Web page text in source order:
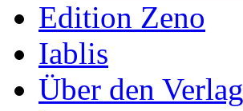
Edition Zeno
Iablis
Über den Verlag